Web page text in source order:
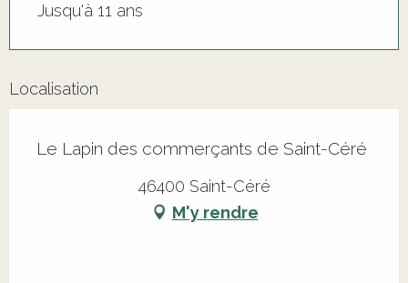
Jusqu'à 11 ans
Localisation
Le Lapin des commerçants de Saint-Céré
46400 Saint-Céré
M'y rendre